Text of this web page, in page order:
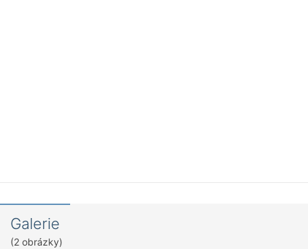
Galerie
(2 obrázky)